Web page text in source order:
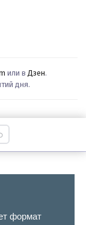
или в Дзен.
дня.
формат